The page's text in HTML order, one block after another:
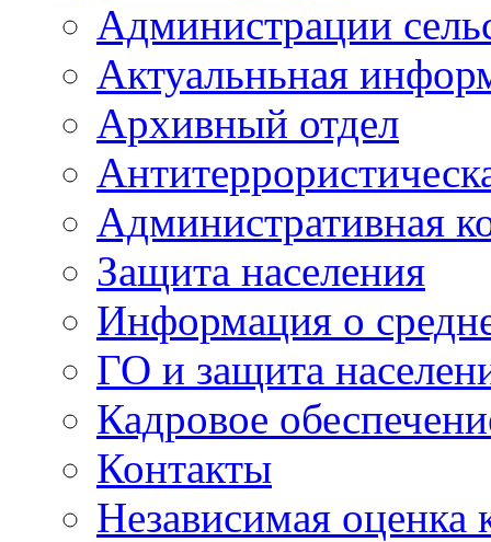
Администрации
Актуальньная
Архивный отдел
Административная
Защита населения
Информация о
ГО и защита
Кадровое
Контакты
Независимая оценка